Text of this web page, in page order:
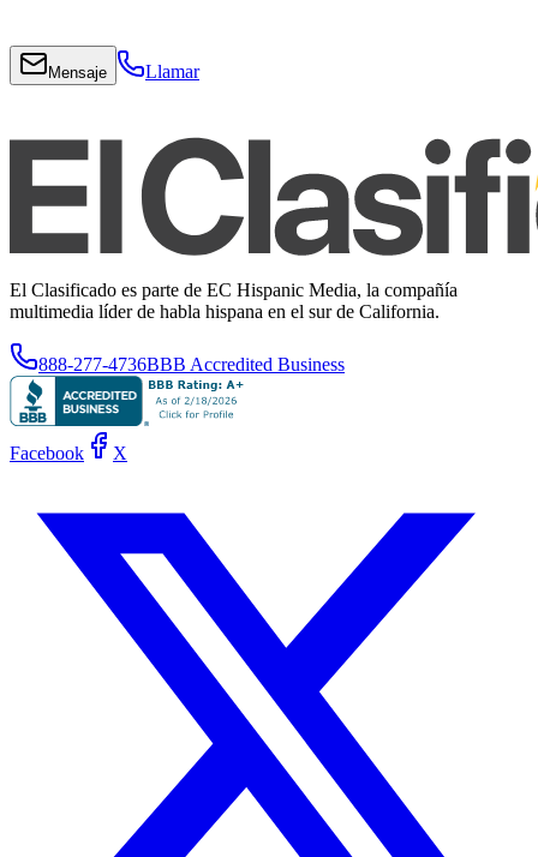
Mensaje Llamar
El Clasificado es parte de EC Hispanic Media, la compañía
multimedia líder de habla hispana en el sur de California.
888-277-4736BBB Accredited Business
Facebook X